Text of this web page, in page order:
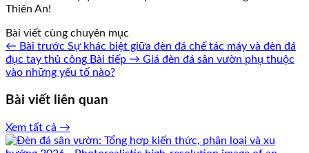
Thiên An!
Bài viết cùng chuyên mục
← Bài trước Sự khác biệt giữa đèn đá chế tác máy và đèn đá
đục tay thủ công Bài tiếp → Giá đèn đá sân vườn phụ thuộc
vào những yếu tố nào?
Bài viết liên quan
Xem tất cả →